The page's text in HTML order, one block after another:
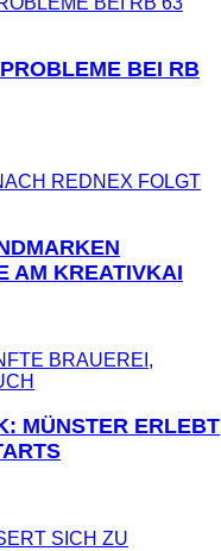
BEI RB
AM KREATIVKAI
MÜNSTER ERLEBT